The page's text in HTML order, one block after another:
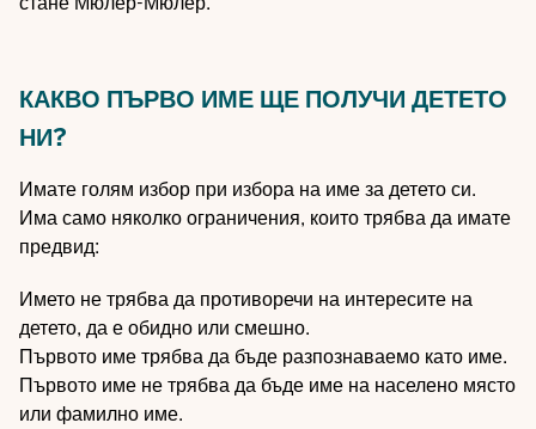
КАКВО ПЪРВО ИМЕ ЩЕ ПОЛУЧИ ДЕТЕТО
НИ?
Имате голям избор при избора на име за детето си.
Има само няколко ограничения, които трябва да имате
предвид:
Името не трябва да противоречи на интересите на
детето, да е обидно или смешно.
Първото име трябва да бъде разпознаваемо като име.
Първото име не трябва да бъде име на населено място
или фамилно име.